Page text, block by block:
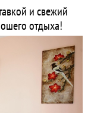
и свежий
отдыха!